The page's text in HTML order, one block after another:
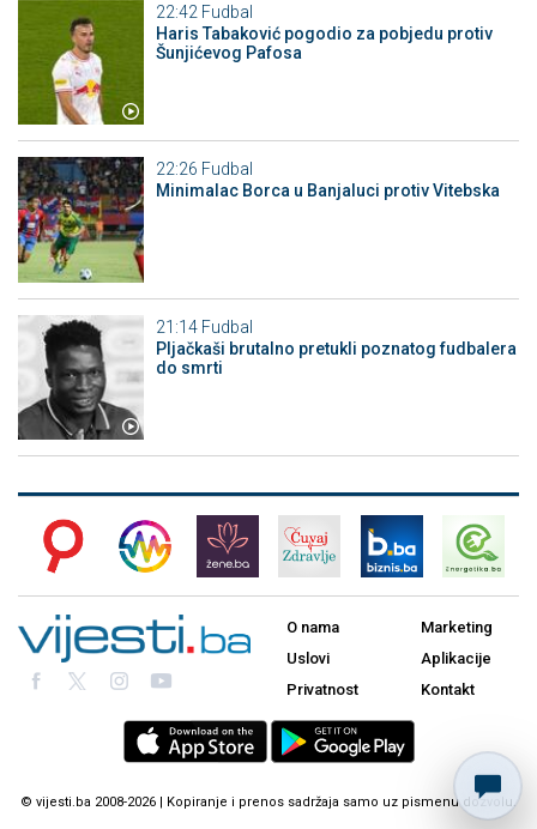
22:42 Fudbal
Haris Tabaković pogodio za pobjedu protiv
Šunjićevog Pafosa
22:26 Fudbal
Minimalac Borca u Banjaluci protiv Vitebska
21:14 Fudbal
Pljačkaši brutalno pretukli poznatog fudbalera
do smrti
O nama
Uslovi
Privatnost
Marketing
Aplikacije
Kontakt
© vijesti.ba 2008-2026 | Kopiranje i prenos sadržaja samo uz pismenu dozvolu.